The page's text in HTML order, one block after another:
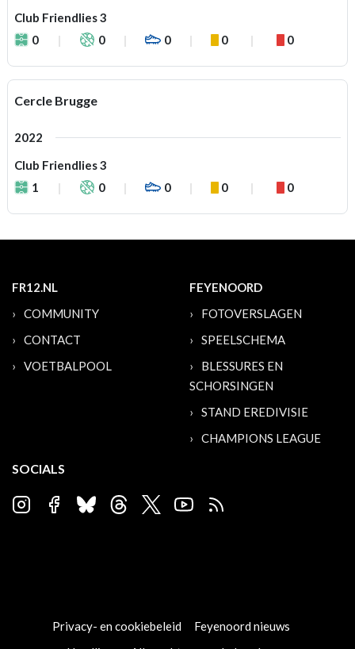
Club Friendlies 3
0
0 0 0 0
Cercle Brugge
2022
Club Friendlies 3
1
0 0 0 0
FR12.NL
COMMUNITY
CONTACT
VOETBALPOOL
FEYENOORD
FOTOVERSLAGEN
SPEELSCHEMA
BLESSURES EN
SCHORSINGEN
STAND EREDIVISIE
CHAMPIONS LEAGUE
SOCIALS
Privacy- en cookiebeleid
Feyenoord nieuws